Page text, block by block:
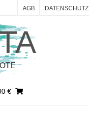
AGB DATENSCHUTZ
€